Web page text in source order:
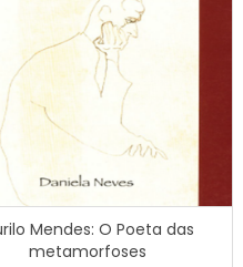
Mendes: O Poeta das
metamorfoses